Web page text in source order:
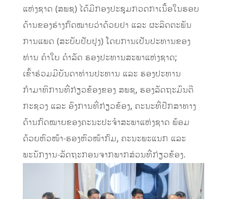
ແຫ່ງຊາດ (ສພຊ) ໄດ້ມີກອງປະຊຸມກວດກາເນື້ອໃນຮອບ
ດ້ານຂອງຮ່າງກົດໝາຍວ່າດ້ວຍຢາ ແລະ ຜະລິດຕະພັນ
ການແພດ (ສະບັບປັບປຸງ) ໂດຍການເປັນປະທານຂອງ
ທ່ານ ຄຳໃບ ດຳລັດ ຮອງປະທານສະພາແຫ່ງຊາດ;
ເຂົ້າຮ່ວມມີບັນດາທ່ານປະທານ ແລະ ຮອງປະທານ
ກຳມາທິການທີ່ກ່ຽວຂ້ອງຂອງ ສພຊ, ຮອງລັດຖະມົນຕີ
ກະຊວງ ແລະ ອົງການທີ່ກ່ຽວຂ້ອງ, ຄະນະທີ່ປຶກສາທາງ
ດ້ານກົດໝາຍຂອງຄະນະປະຈຳສະພາແຫ່ງຊາດ ພ້ອມ
ດ້ວຍຫົວໜ້າ-ຮອງຫົວໜ້າກົມ, ຄະນະພະແນກ ແລະ
ພະນັກງານ-ລັດຖະກອນຈາກພາກສ່ວນທີ່ກ່ຽວຂ້ອງ.